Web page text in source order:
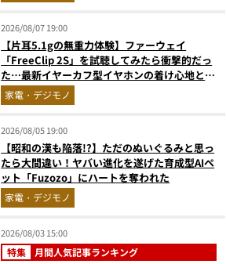
2026/08/07 19:00
【片耳5.1gの無重力体験】ファーウェイ
「FreeClip 2S」を試聴してみたら衝撃的だっ
た…最新イヤーカフ型イヤホンの着け心地とAI
技術に感動
家電・デジモノ
2026/08/05 19:00
【昭和の漢も陥落!?】ただのぬいぐるみと思っ
たら大間違い！ヤバい進化を遂げた育成型AIペ
ット「Fuzozo」にハートを奪われた
家電・デジモノ
2026/08/03 15:00
特集 月間人気記事ランキング